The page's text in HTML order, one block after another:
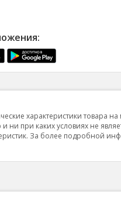
характеристики
при каких условиях не
За более подробной